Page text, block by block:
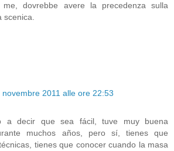
me, dovrebbe avere la precedenza sulla
scenica.
novembre 2011 alle ore 22:53
a decir que sea fácil, tuve muy buena
muchos años, pero sí, tienes que
tienes que conocer cuando la masa